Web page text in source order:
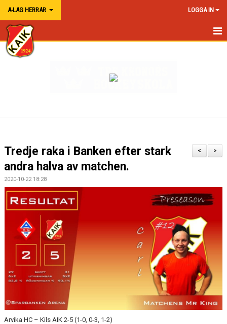
A-LAG HERRAR LOGGA IN
HEM A-LAG HERR
BILDGALLERI
KONTAKT
>
<
Tredje raka i Banken efter stark
andra halva av matchen.
2020-10-22 18:28
Arvika HC – Kils AIK 2-5 (1-0, 0-3, 1-2)